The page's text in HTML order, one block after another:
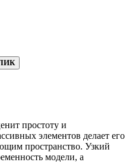
простоту и
элементов делает его
пространство. Узкий
модели, а